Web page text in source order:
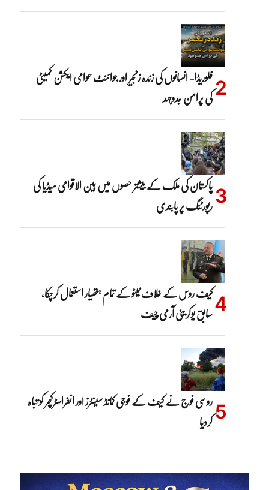
فلوریڈا- انسانوں کی زندہ زنجیر اور جوائنٹ عوامی ایکشن کمیٹی
کی پرامن جدوجہد
پاکستان کی ملک کے بیشتر حصوں میں بین الاقوامی میڈیا کی
رپورٹنگ پر پابندی
کیف روس کے خلاف نیٹو کے تمام ہتھیار استعمال کرچکا،
سابق یوکرینی آرمی چیف
روسی فوج نے کیف کے فوجی کمانڈ سینٹرز اور انفراسٹرکچر کو تباہ
کردیا